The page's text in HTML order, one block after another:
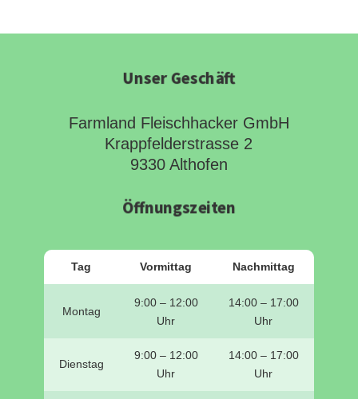
Unser Geschäft
Farmland Fleischhacker GmbH
Krappfelderstrasse 2
9330 Althofen
Öffnungszeiten
Tag Vormittag Nachmittag
Montag
9:00 – 12:00
Uhr
14:00 – 17:00
Uhr
Dienstag
9:00 – 12:00
Uhr
14:00 – 17:00
Uhr